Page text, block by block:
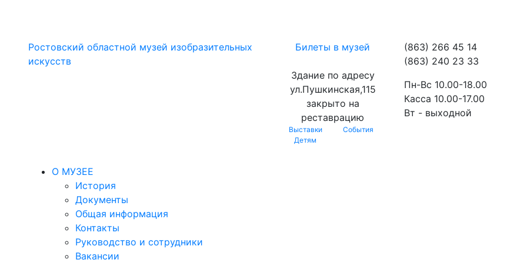
Ростовский областной музей изобразительных
искусств
Билеты в музей
Здание по адресу
ул.Пушкинская,115
закрыто на
реставрацию
Выставки
События
Детям
(863) 266 45 14
(863) 240 23 33
Пн-Вс 10.00-18.00
Касса 10.00-17.00
Вт - выходной
О МУЗЕЕ
История
Документы
Общая информация
Контакты
Руководство и сотрудники
Вакансии